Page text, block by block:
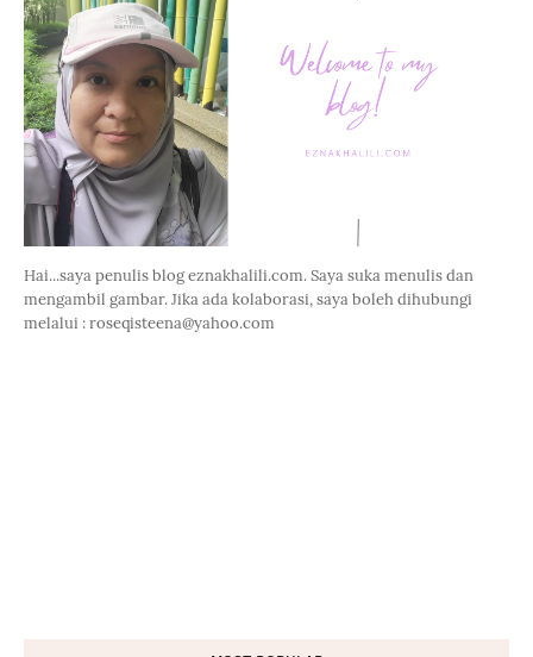
Hai...saya penulis blog eznakhalili.com. Saya suka menulis dan
mengambil gambar. Jika ada kolaborasi, saya boleh dihubungi
melalui : roseqisteena@yahoo.com